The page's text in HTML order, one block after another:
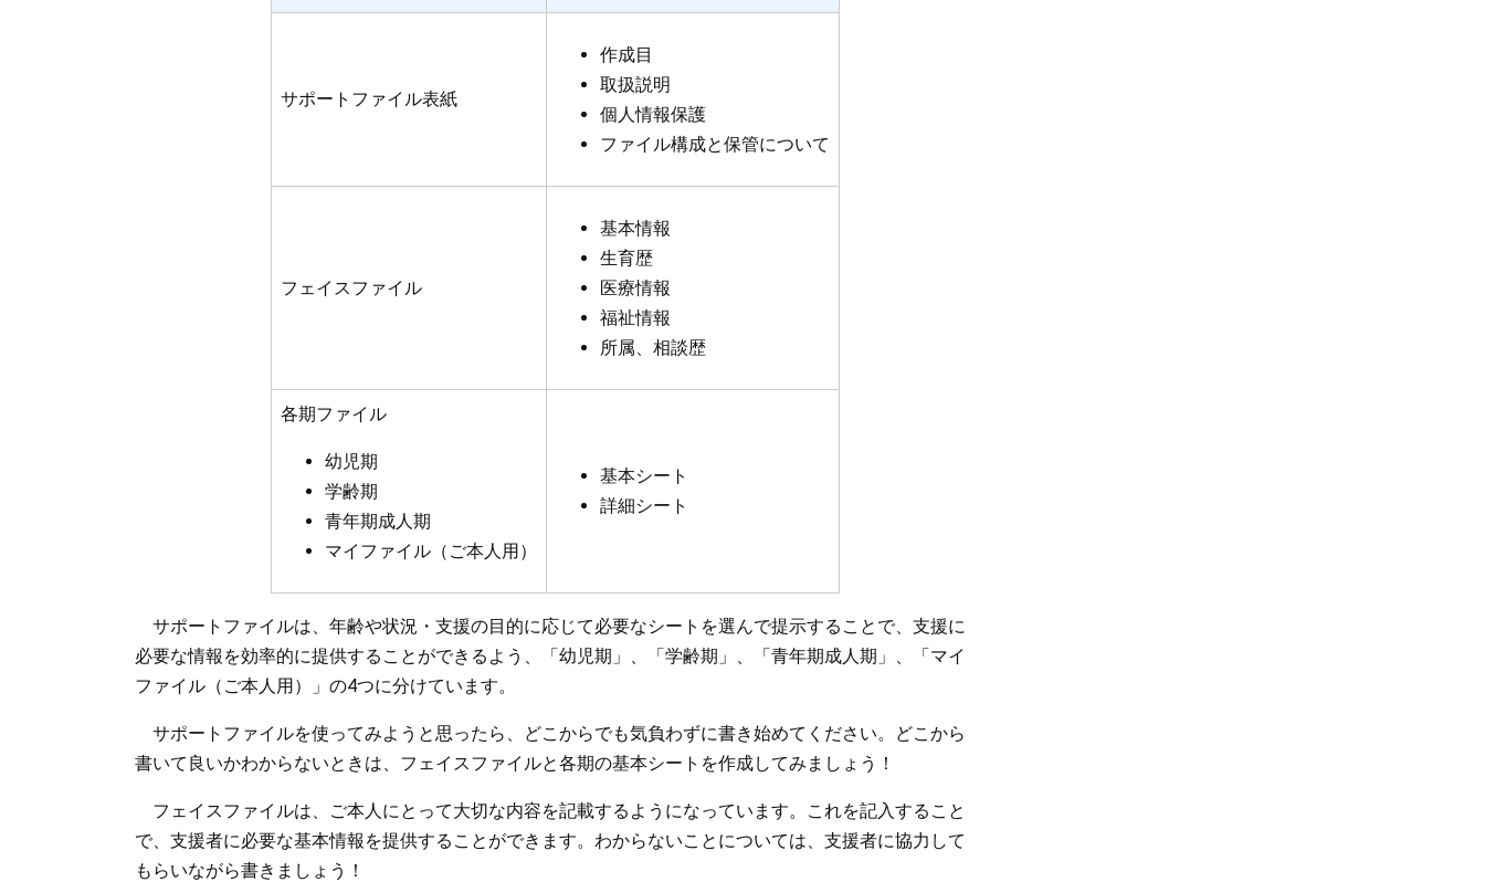
サポートファイル表紙
作成目
取扱説明
個人情報保護
ファイル構成と保管について
フェイスファイル
基本情報
生育歴
医療情報
福祉情報
所属、相談歴
各期ファイル
幼児期
学齢期
青年期成人期
マイファイル（ご本人用）
基本シート
詳細シート
サポートファイルは、年齢や状況・支援の目的に応じて必要なシートを選んで提示することで、支援に
必要な情報を効率的に提供することができるよう、「幼児期」、「学齢期」、「青年期成人期」、「マイ
ファイル（ご本人用）」の4つに分けています。
サポートファイルを使ってみようと思ったら、どこからでも気負わずに書き始めてください。どこから
書いて良いかわからないときは、フェイスファイルと各期の基本シートを作成してみましょう！
フェイスファイルは、ご本人にとって大切な内容を記載するようになっています。これを記入すること
で、支援者に必要な基本情報を提供することができます。わからないことについては、支援者に協力して
もらいながら書きましょう！